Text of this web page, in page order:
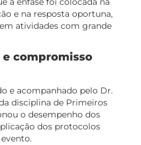
e na resposta oportuna,
atividades com grande
e compromisso
e acompanhado pelo Dr.
disciplina de Primeiros
o desempenho dos
dos protocolos